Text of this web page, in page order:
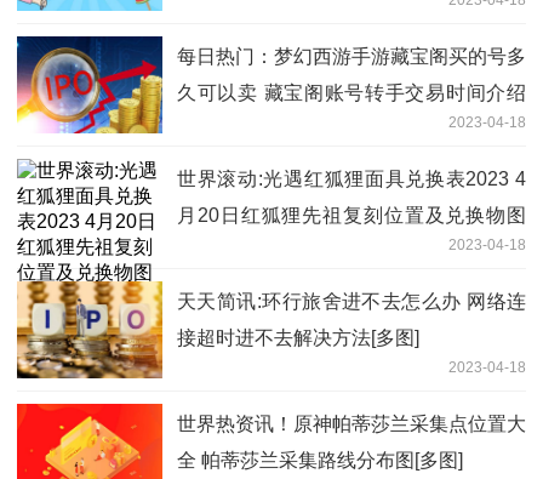
每日热门：梦幻西游手游藏宝阁买的号多
久可以卖 藏宝阁账号转手交易时间介绍
2023-04-18
世界滚动:光遇红狐狸面具兑换表2023 4
月20日红狐狸先祖复刻位置及兑换物图
2023-04-18
天天简讯:环行旅舍进不去怎么办 网络连
接超时进不去解决方法[多图]
2023-04-18
世界热资讯！原神帕蒂莎兰采集点位置大
全 帕蒂莎兰采集路线分布图[多图]